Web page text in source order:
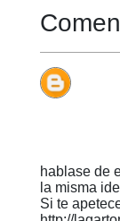
hablase de
la misma
Si te